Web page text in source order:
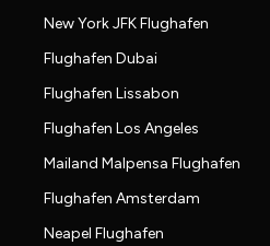
New York JFK Flughafen
Flughafen Dubai
Flughafen Lissabon
Flughafen Los Angeles
Mailand Malpensa Flughafen
Flughafen Amsterdam
Neapel Flughafen